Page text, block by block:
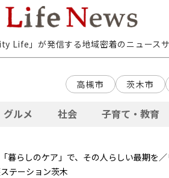
Life」が発信する地域密着のニュース
高槻市 茨木市
グルメ 社会 子育て・教育
暮らしのケア」で、その人らしい最期を
テーション茨木